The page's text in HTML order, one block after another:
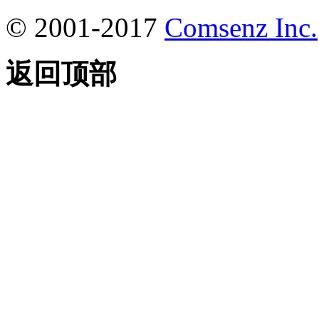
© 2001-2017 Comsenz Inc.
返回顶部